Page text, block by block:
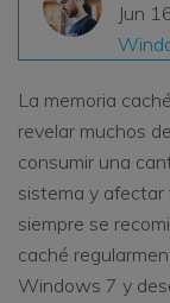
Otros
Repairit -
search
Jun
La memoria
revelar muchos
consumir una
sistema y afectar
siempre se
caché
Windows 7 y